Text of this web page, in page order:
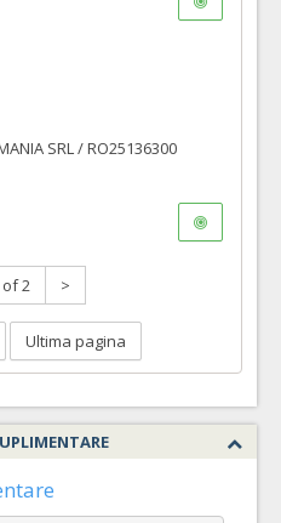
SRL / RO25136300
of 2 >
Ultima pagina